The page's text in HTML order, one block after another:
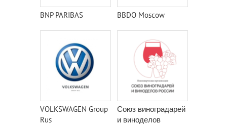
BNP PARIBAS BBDO Moscow
VOLKSWAGEN Group
Rus
Союз виноградарей
и виноделов